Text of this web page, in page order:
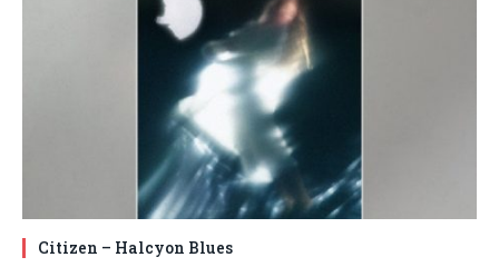
Citizen – Halcyon Blues